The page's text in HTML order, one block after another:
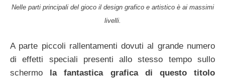
Nelle parti principali del gioco il design grafico e artistico è ai massimi
livelli.
A parte piccoli rallentamenti dovuti al grande numero
di effetti speciali presenti allo stesso tempo sullo
schermo la fantastica grafica di questo titolo